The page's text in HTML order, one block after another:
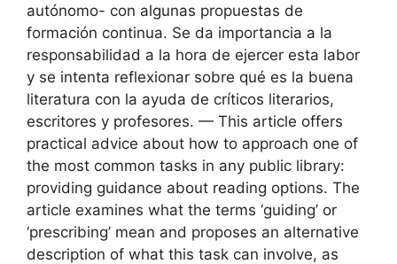
autónomo- con algunas propuestas de
formación continua. Se da importancia a la
responsabilidad a la hora de ejercer esta labor
y se intenta reflexionar sobre qué es la buena
literatura con la ayuda de críticos literarios,
escritores y profesores. — This article offers
practical advice about how to approach one of
the most common tasks in any public library:
providing guidance about reading options. The
article examines what the terms ‘guiding’ or
‘prescribing’ mean and proposes an alternative
description of what this task can involve, as